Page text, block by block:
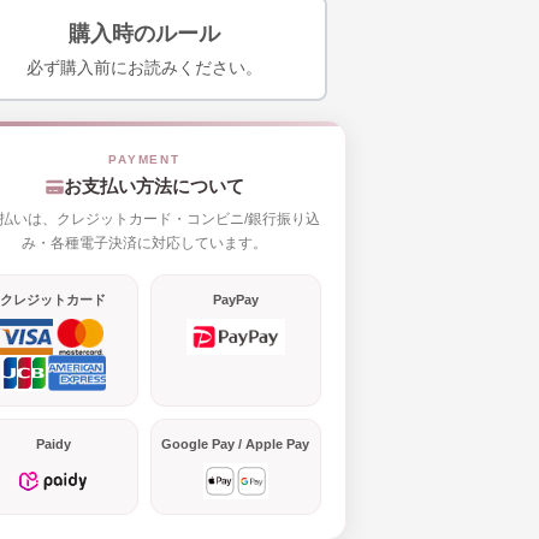
購入時のルール
必ず購入前にお読みください。
お支払い方法について
いは、クレジットカード・コンビニ/銀行振り込
み・各種電子決済に対応しています。
クレジットカード PayPay
Paidy Google Pay / Apple Pay